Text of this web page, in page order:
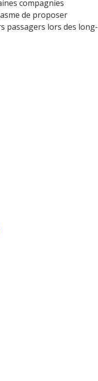
compagnies
de proposer
passagers lors des long-